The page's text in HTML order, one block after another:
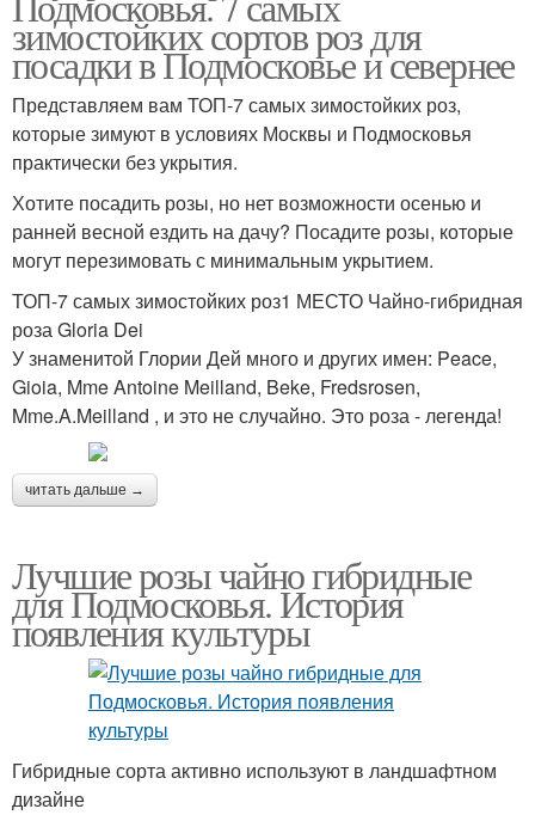
зимостойких сортов роз для
посадки в Подмосковье и севернее
Представляем вам ТОП-7 самых зимостойких роз,
которые зимуют в условиях Москвы и Подмосковья
практически без укрытия.
Хотите посадить розы, но нет возможности осенью и
ранней весной ездить на дачу? Посадите розы, которые
могут перезимовать с минимальным укрытием.
ТОП-7 самых зимостойких роз1 МЕСТО Чайно-гибридная
роза Gloria Dei
У знаменитой Глории Дей много и других имен: Peace,
Gioia, Mme Antoine Meilland, Beke, Fredsrosen,
Mme.A.Meilland , и это не случайно. Это роза - легенда!
читать дальше →
Лучшие розы чайно гибридные
для Подмосковья. История
появления культуры
Гибридные сорта активно используют в ландшафтном
дизайне